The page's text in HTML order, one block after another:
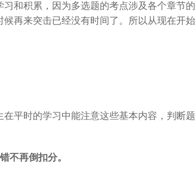
和积累，因为多选题的考点涉及各个章节的
再来突击已经没有时间了。所以从现在开始
平时的学习中能注意这些基本内容，判断题
不再倒扣分。